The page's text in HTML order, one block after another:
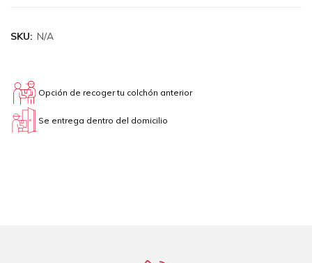
SKU: N/A
Opción de recoger tu colchón anterior
Se entrega dentro del domicilio